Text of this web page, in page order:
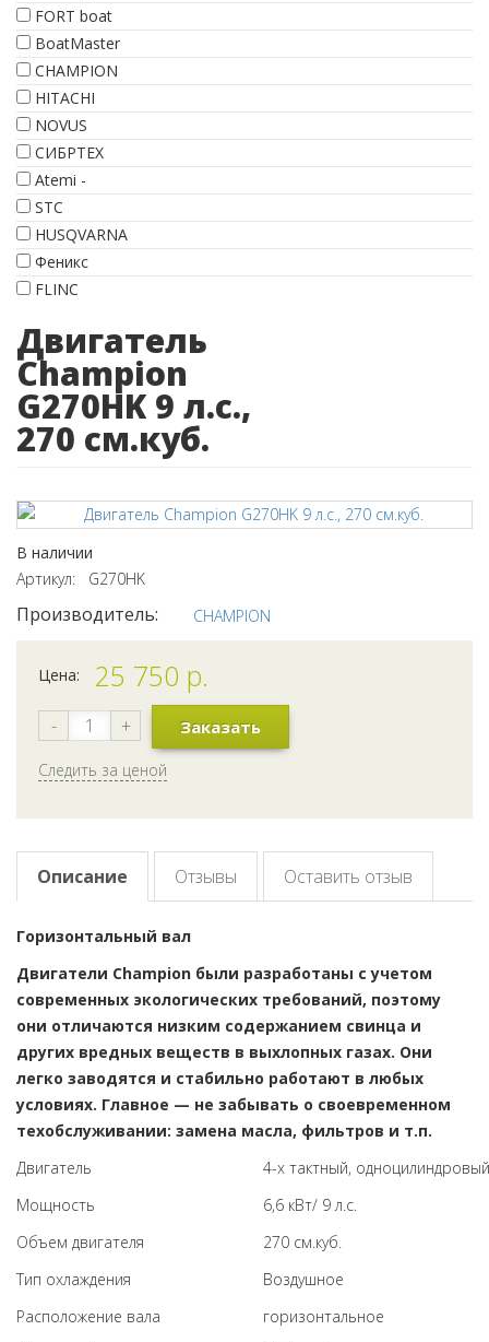
FORT boat
BoatMaster
CHAMPION
HITACHI
NOVUS
СИБРТЕХ
Atemi -
STC
HUSQVARNA
Феникс
FLINC
Двигатель
Champion
G270HK 9 л.с.,
270 см.куб.
В наличии
Артикул: G270HK
Производитель: CHAMPION
Цена: 25 750 р.
- + Заказать
Следить за ценой
Описание Отзывы Оставить отзыв
Горизонтальный вал
Двигатели Champion были разработаны с учетом
современных экологических требований, поэтому
они отличаются низким содержанием свинца и
других вредных веществ в выхлопных газах. Они
легко заводятся и стабильно работают в любых
условиях. Главное — не забывать о своевременном
техобслуживании: замена масла, фильтров и т.п.
Двигатель
4-х тактный, одноцилиндровый
Мощность
6,6 кВт/ 9 л.с.
Объем двигателя
270 см.куб.
Тип охлаждения
Расположение вала
Воздушное
горизонтальное